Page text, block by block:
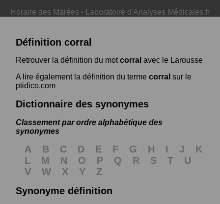
Horaire des Marées - Laboratoire d'Analyses Médicales.fr
Définition corral
Retrouver la définition du motcorral avec le Larousse
A lire également la définition du terme corral sur le
ptidico.com
Dictionnaire des synonymes
Classement par ordre alphabétique des
synonymes
A B C D E F G H I J
K
L
M N O P Q R S T
U
V
W X Y
Z
Synonyme définition